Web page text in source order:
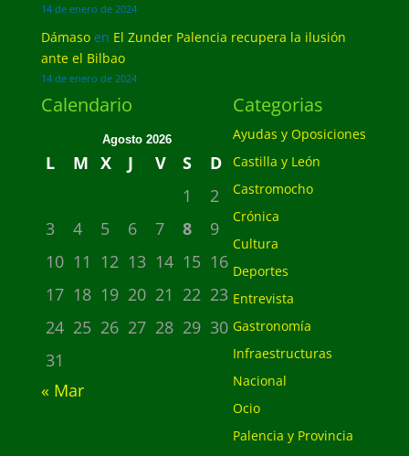
14 de enero de 2024
Dámasoen El Zunder Palencia recupera la ilusión
ante el Bilbao
14 de enero de 2024
Calendario
Agosto 2026
L M X J V S
D
1
2
3
4 5 6 7 8
9
10 11 12 13 14 15 16
17 18 19 20 21 22 23
24 25 26 27 28 29 30
31
« Mar
Categorias
Ayudas y Oposiciones
Castilla y León
Castromocho
Crónica
Cultura
Deportes
Entrevista
Gastronomía
Infraestructuras
Nacional
Ocio
Palencia y Provincia